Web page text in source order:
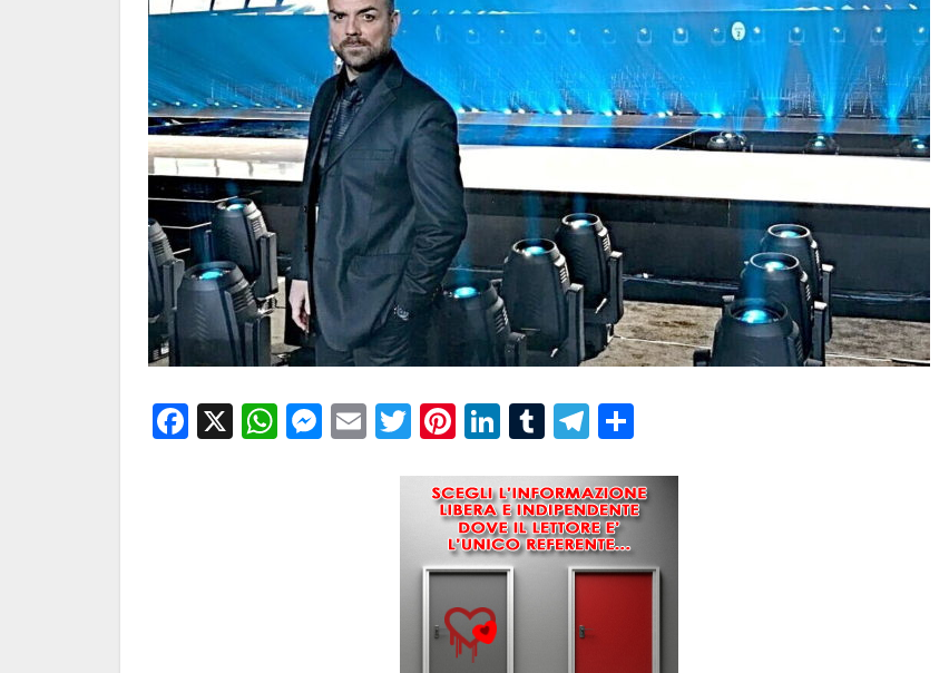
Facebook
X WhatsApp
Messenger
EmailTwitter
Pinterest
LinkedIn
TumblrTelegram